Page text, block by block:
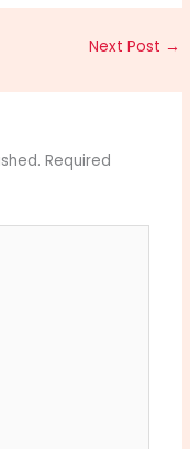
Next Post →
Required